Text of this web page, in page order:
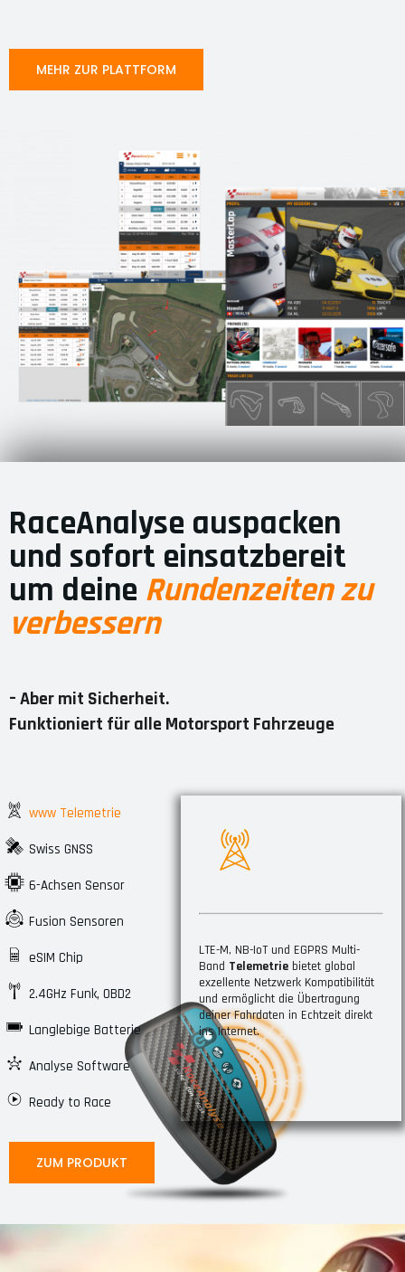
MEHR ZUR PLATTFORM
RaceAnalyse auspacken
und sofort einsatzbereit
um deine Rundenzeiten zu
verbessern
– Aber mit Sicherheit.
Funktioniert für alle Motorsport Fahrzeuge
www Telemetrie
Swiss GNSS
6-Achsen Sensor
Fusion Sensoren
eSIM Chip
2.4GHz Funk, OBD2
Langlebige Batterie
Analyse Software
Ready to Race
LTE-M, NB-IoT und EGPRS Multi-
Band Telemetrie bietet global
exzellente Netzwerk Kompatibilität
und ermöglicht die Übertragung
deiner Fahrdaten in Echtzeit direkt
ins Internet.
ZUM PRODUKT